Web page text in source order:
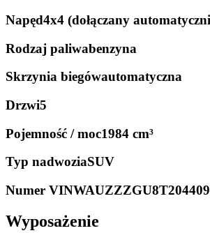
Napęd4x4 (dołączany
Rodzaj paliwabenzyna
Skrzynia biegówautomatyczna
Drzwi5
Pojemność / moc1984 cm³
Typ nadwoziaSUV
Numer VIN
Wyposażenie